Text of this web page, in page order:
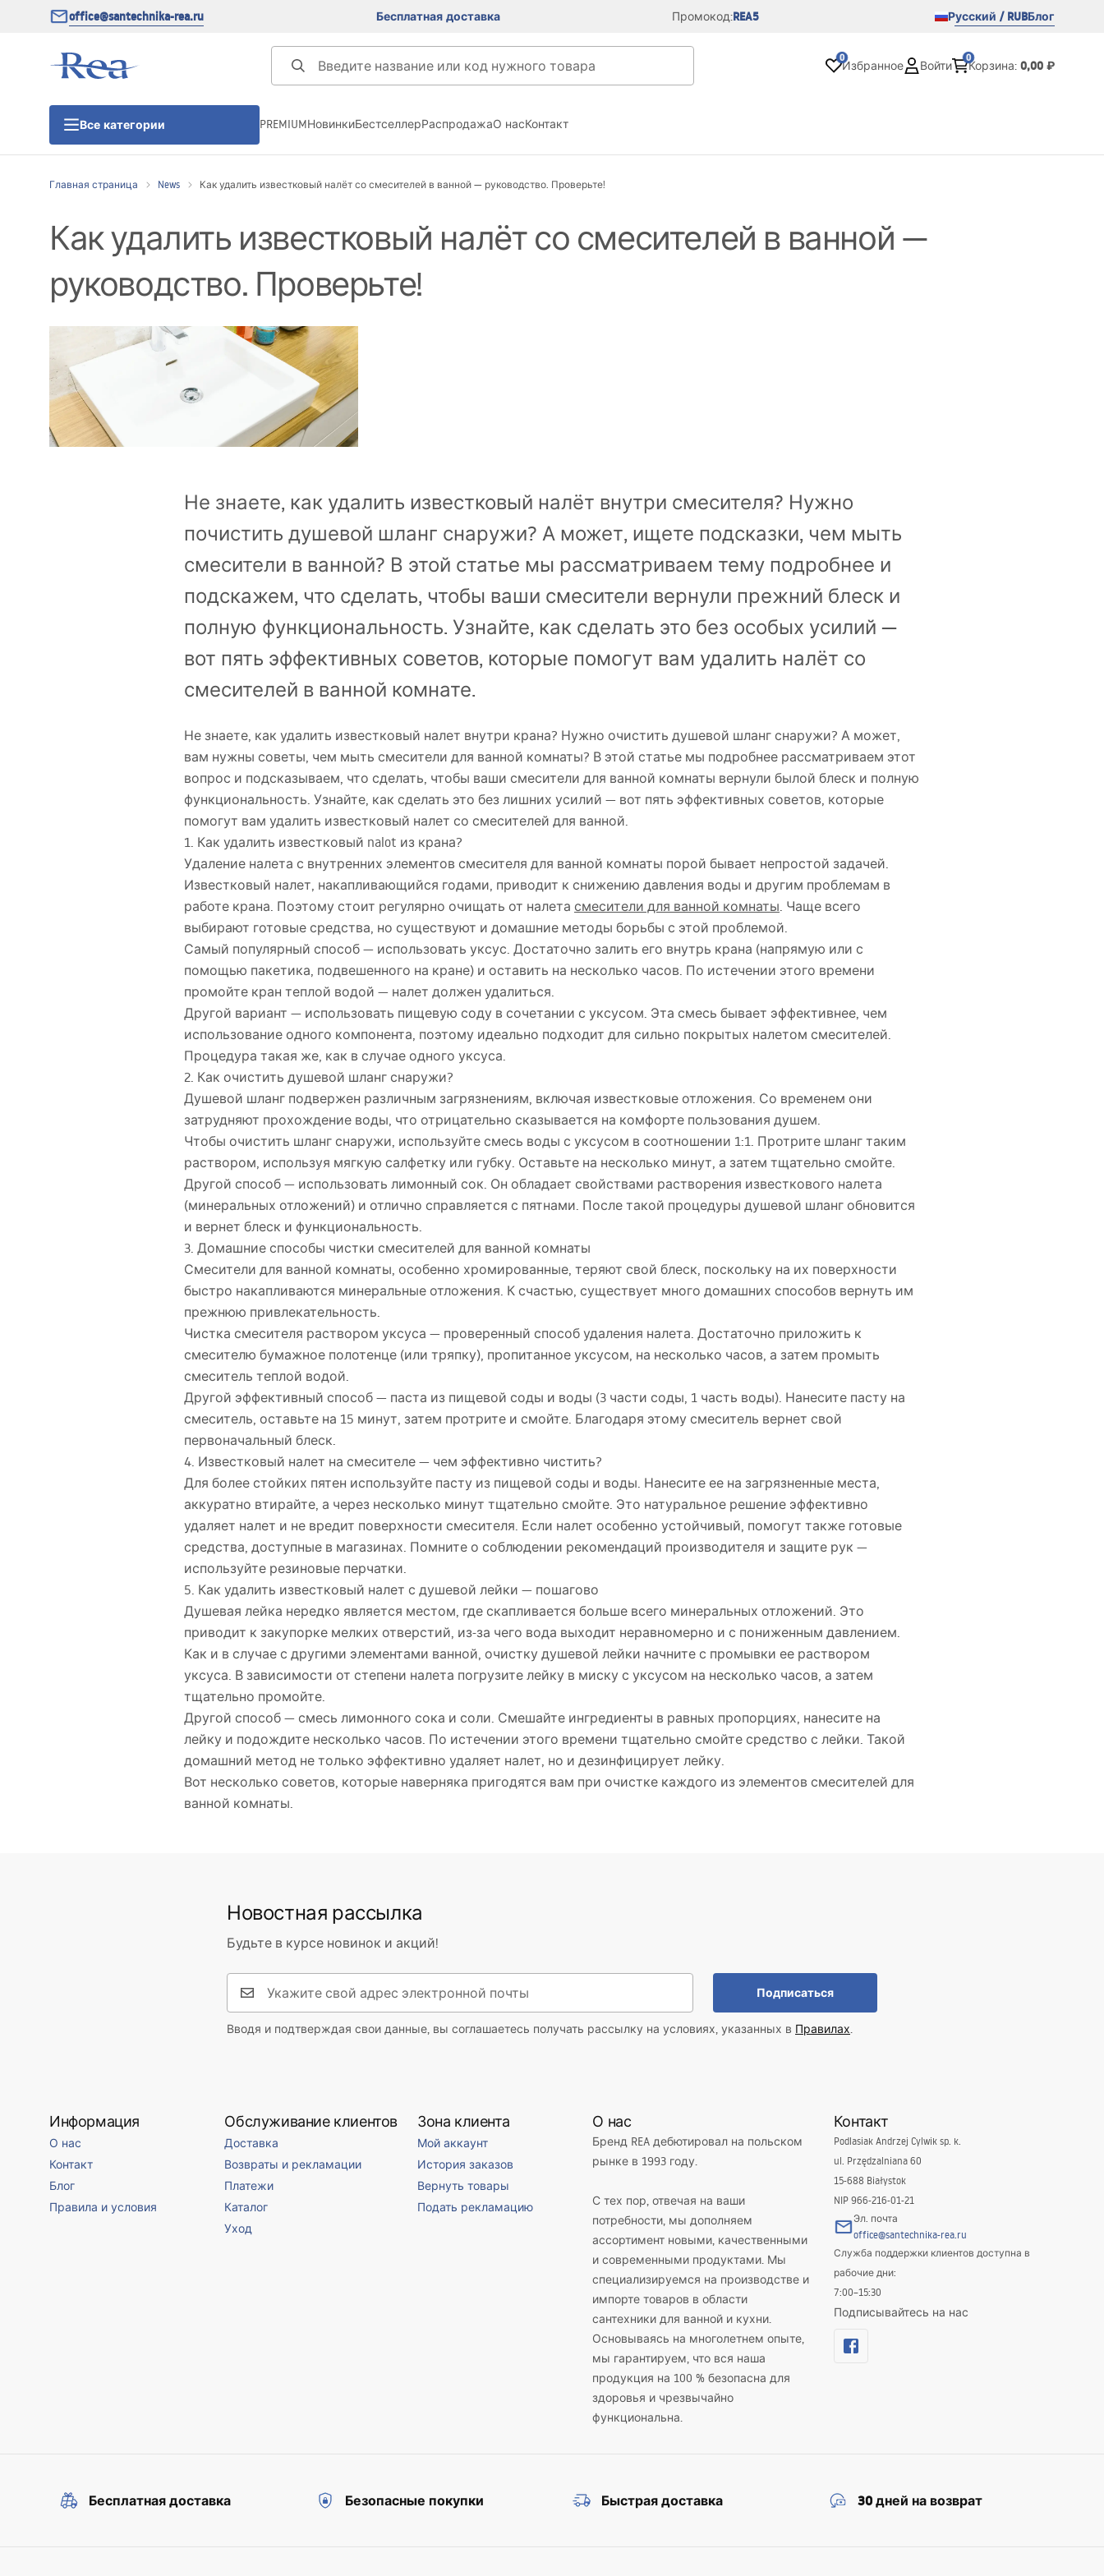
office@santechnika-rea.ru Бесплатная доставка Промокод:REA5 Русский / RUBБлог
0
Избранное Войти
0
Корзина: 0,00 ₽
Все категории
Душевые двери
Душевые поддоны
Линейные трапы для душа
Умывальники
Душевые гарнитуры
Аксессуары и мебель для
PREMIUMНовинкиБестселлерРаспродажаО насКонтакт
Главная страница News Как удалить известковый налёт со смесителей в ванной — руководство. Проверьте!
Как удалить известковый налёт со смесителей в ванной —
руководство. Проверьте!
Не знаете, как удалить известковый налёт внутри смесителя? Нужно
почистить душевой шланг снаружи? А может, ищете подсказки, чем мыть
смесители в ванной? В этой статье мы рассматриваем тему подробнее и
подскажем, что сделать, чтобы ваши смесители вернули прежний блеск и
полную функциональность. Узнайте, как сделать это без особых усилий —
вот пять эффективных советов, которые помогут вам удалить налёт со
смесителей в ванной комнате.
Не знаете, как удалить известковый налет внутри крана? Нужно очистить душевой шланг снаружи? А может,
вам нужны советы, чем мыть смесители для ванной комнаты? В этой статье мы подробнее рассматриваем этот
вопрос и подсказываем, что сделать, чтобы ваши смесители для ванной комнаты вернули былой блеск и полную
функциональность. Узнайте, как сделать это без лишних усилий — вот пять эффективных советов, которые
помогут вам удалить известковый налет со смесителей для ванной.
1. Как удалить известковый nalot из крана?
Удаление налета с внутренних элементов смесителя для ванной комнаты порой бывает непростой задачей.
Известковый налет, накапливающийся годами, приводит к снижению давления воды и другим проблемам в
работе крана. Поэтому стоит регулярно очищать от налета смесители для ванной комнаты. Чаще всего
выбирают готовые средства, но существуют и домашние методы борьбы с этой проблемой.
Самый популярный способ — использовать уксус. Достаточно залить его внутрь крана (напрямую или с
помощью пакетика, подвешенного на кране) и оставить на несколько часов. По истечении этого времени
промойте кран теплой водой — налет должен удалиться.
Другой вариант — использовать пищевую соду в сочетании с уксусом. Эта смесь бывает эффективнее, чем
использование одного компонента, поэтому идеально подходит для сильно покрытых налетом смесителей.
Процедура такая же, как в случае одного уксуса.
2. Как очистить душевой шланг снаружи?
Душевой шланг подвержен различным загрязнениям, включая известковые отложения. Со временем они
затрудняют прохождение воды, что отрицательно сказывается на комфорте пользования душем.
Чтобы очистить шланг снаружи, используйте смесь воды с уксусом в соотношении 1:1. Протрите шланг таким
раствором, используя мягкую салфетку или губку. Оставьте на несколько минут, а затем тщательно смойте.
Другой способ — использовать лимонный сок. Он обладает свойствами растворения известкового налета
(минеральных отложений) и отлично справляется с пятнами. После такой процедуры душевой шланг обновится
и вернет блеск и функциональность.
3. Домашние способы чистки смесителей для ванной комнаты
Смесители для ванной комнаты, особенно хромированные, теряют свой блеск, поскольку на их поверхности
быстро накапливаются минеральные отложения. К счастью, существует много домашних способов вернуть им
прежнюю привлекательность.
Чистка смесителя раствором уксуса — проверенный способ удаления налета. Достаточно приложить к
смесителю бумажное полотенце (или тряпку), пропитанное уксусом, на несколько часов, а затем промыть
смеситель теплой водой.
Другой эффективный способ — паста из пищевой соды и воды (3 части соды, 1 часть воды). Нанесите пасту на
смеситель, оставьте на 15 минут, затем протрите и смойте. Благодаря этому смеситель вернет свой
первоначальный блеск.
4. Известковый налет на смесителе — чем эффективно чистить?
Для более стойких пятен используйте пасту из пищевой соды и воды. Нанесите ее на загрязненные места,
аккуратно втирайте, а через несколько минут тщательно смойте. Это натуральное решение эффективно
удаляет налет и не вредит поверхности смесителя. Если налет особенно устойчивый, помогут также готовые
средства, доступные в магазинах. Помните о соблюдении рекомендаций производителя и защите рук —
используйте резиновые перчатки.
5. Как удалить известковый налет с душевой лейки — пошагово
Душевая лейка нередко является местом, где скапливается больше всего минеральных отложений. Это
приводит к закупорке мелких отверстий, из-за чего вода выходит неравномерно и с пониженным давлением.
Как и в случае с другими элементами ванной, очистку душевой лейки начните с промывки ее раствором
уксуса. В зависимости от степени налета погрузите лейку в миску с уксусом на несколько часов, а затем
тщательно промойте.
Другой способ — смесь лимонного сока и соли. Смешайте ингредиенты в равных пропорциях, нанесите на
лейку и подождите несколько часов. По истечении этого времени тщательно смойте средство с лейки. Такой
домашний метод не только эффективно удаляет налет, но и дезинфицирует лейку.
Вот несколько советов, которые наверняка пригодятся вам при очистке каждого из элементов смесителей для
ванной комнаты.
Новостная рассылка
Будьте в курсе новинок и акций!
Подписаться
Вводя и подтверждая свои данные, вы соглашаетесь получать рассылку на условиях, указанных в Правилах.
Информация
О нас
Контакт
Блог
Правила и условия
Обслуживание клиентов
Доставка
Возвраты и рекламации
Платежи
Каталог
Уход
Зона клиента
Мой аккаунт
История заказов
Вернуть товары
Подать рекламацию
О нас
Бренд REA дебютировал на польском
рынке в 1993 году.
С тех пор, отвечая на ваши
потребности, мы дополняем
ассортимент новыми, качественными
и современными продуктами. Мы
специализируемся на производстве и
импорте товаров в области
сантехники для ванной и кухни.
Основываясь на многолетнем опыте,
мы гарантируем, что вся наша
продукция на 100 % безопасна для
здоровья и чрезвычайно
функциональна.
Контакт
Podlasiak Andrzej Cylwik sp. k.
ul. Przędzalniana 60
15-688 Białystok
NIP 966-216-01-21
Эл. почта
office@santechnika-rea.ru
Служба поддержки клиентов доступна в
рабочие дни:
7:00–15:30
Подписывайтесь на нас
Бесплатная доставка Безопасные покупки Быстрая доставка 30 дней на возврат